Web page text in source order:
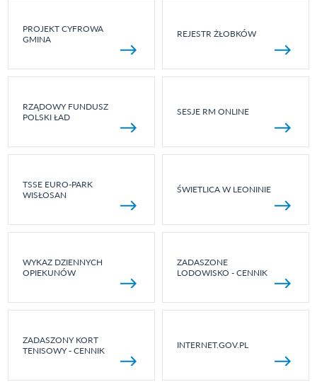
PROJEKT CYFROWA
GMINA
REJESTR ŻŁOBKÓW
RZĄDOWY FUNDUSZ
POLSKI ŁAD
SESJE RM ONLINE
TSSE EURO-PARK
WISŁOSAN
ŚWIETLICA W LEONINIE
WYKAZ DZIENNYCH
OPIEKUNÓW
ZADASZONE
LODOWISKO - CENNIK
ZADASZONY KORT
TENISOWY - CENNIK
INTERNET.GOV.PL